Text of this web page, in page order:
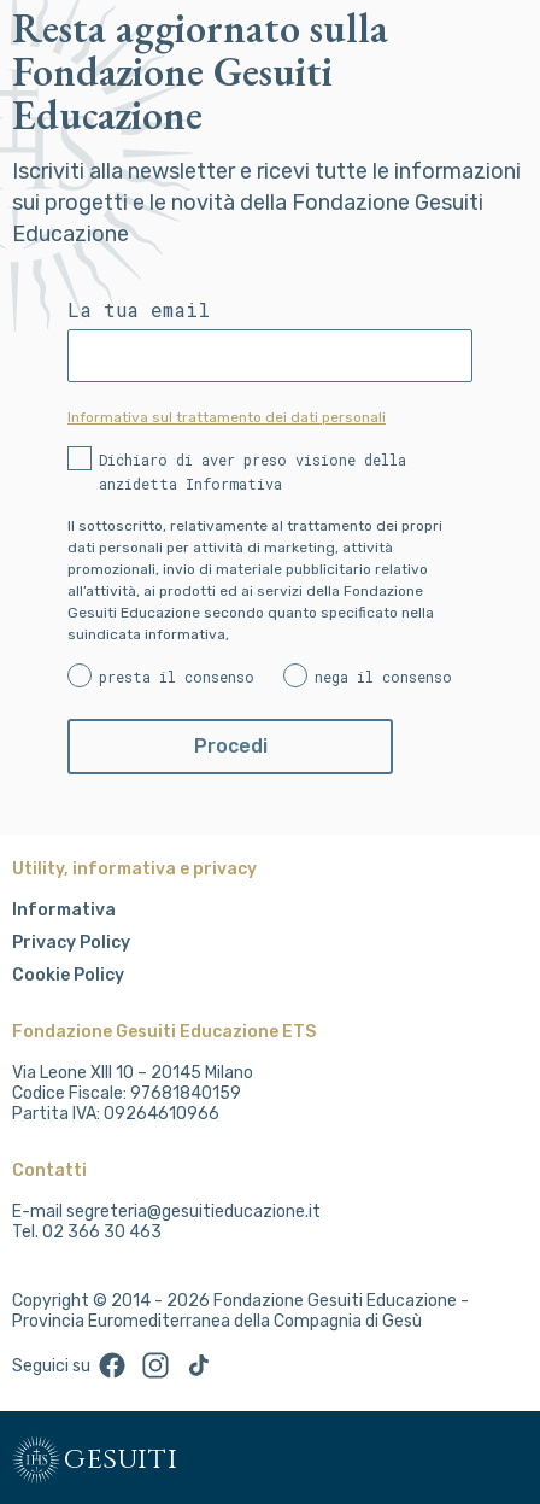
Resta aggiornato sulla
Fondazione Gesuiti
Educazione
Iscriviti alla newsletter e ricevi tutte le informazioni
sui progetti e le novità della Fondazione Gesuiti
Educazione
La tua email
Informativa sul trattamento dei dati personali
Dichiaro di aver preso visione della
anzidetta Informativa
Il sottoscritto, relativamente al trattamento dei propri
dati personali per attività di marketing, attività
promozionali, invio di materiale pubblicitario relativo
all’attività, ai prodotti ed ai servizi della Fondazione
Gesuiti Educazione secondo quanto specificato nella
suindicata informativa,
presta il consenso nega il consenso
Utility, informativa e privacy
Informativa
Privacy Policy
Cookie Policy
Fondazione Gesuiti Educazione ETS
Via Leone XIII 10 – 20145 Milano
Codice Fiscale: 97681840159
Partita IVA: 09264610966
Contatti
E-mail segreteria@gesuitieducazione.it
Tel. 02 366 30 463
Copyright © 2014 - 2026 Fondazione Gesuiti Educazione -
Provincia Euromediterranea della Compagnia di Gesù
Seguici su FacebookInstagram
TikTok
gesuiti